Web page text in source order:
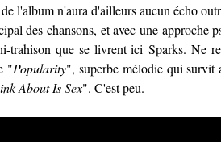
l'album n'aura d'ailleurs aucun écho
des chansons, et avec une approche
trahison que se livrent ici Sparks. Ne
"Popularity", superbe mélodie qui survit
About Is Sex". C'est peu.